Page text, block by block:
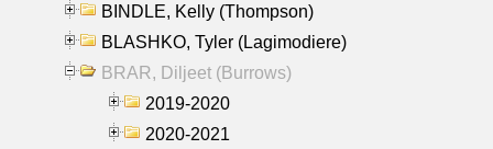
BINDLE, Kelly (Thompson)
BLASHKO, Tyler (Lagimodiere)
BRAR, Diljeet (Burrows)
2019-2020
2020-2021